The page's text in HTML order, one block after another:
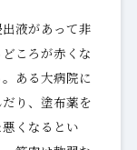
液があって非
ころが赤くな
ある大病院に
り、塗布薬を
くなるとい